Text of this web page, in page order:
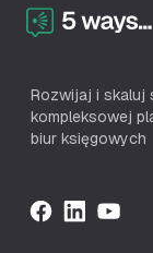
Rozwijaj i skaluj
kompleksowej
biur księgowych